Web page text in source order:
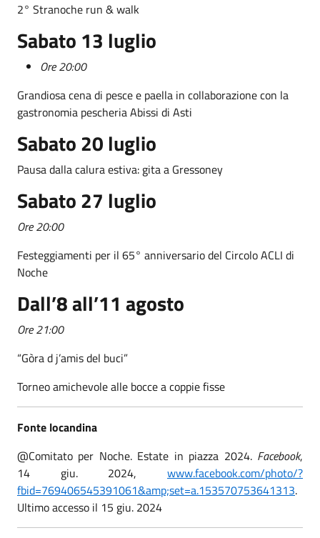
2° Stranoche run & walk
Sabato 13 luglio
Ore 20:00
Grandiosa cena di pesce e paella in collaborazione con la
gastronomia pescheria Abissi di Asti
Sabato 20 luglio
Pausa dalla calura estiva: gita a Gressoney
Sabato 27 luglio
Ore 20:00
Festeggiamenti per il 65° anniversario del Circolo ACLI di
Noche
Dall’8 all’11 agosto
Ore 21:00
“Gòra d j’amis del buci”
Torneo amichevole alle bocce a coppie fisse
Fonte locandina
@Comitato per Noche. Estate in piazza 2024. Facebook,
14 giu. 2024, www.facebook.com/photo/?
fbid=769406545391061&amp;set=a.153570753641313.
Ultimo accesso il 15 giu. 2024